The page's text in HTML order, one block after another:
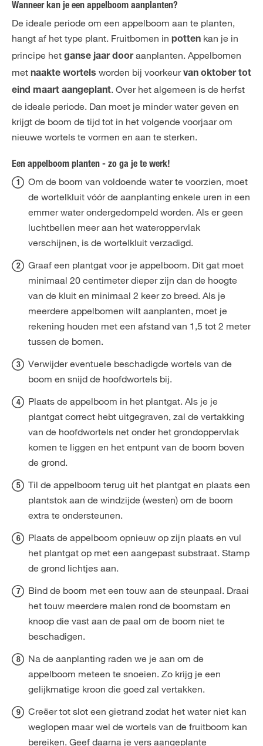
Wanneer kan je een appelboom aanplanten?
De ideale periode om een appelboom aan te planten,
hangt af het type plant. Fruitbomen in potten kan je in
principe het ganse jaar dooraanplanten. Appelbomen
met naakte wortels worden bij voorkeurvan oktober tot
eind maart aangeplant. Over het algemeen is de herfst
de ideale periode. Dan moet je minder water geven en
krijgt de boom de tijd tot in het volgende voorjaar om
nieuwe wortels te vormen en aan te sterken.
Een appelboom planten - zo ga je te werk!
Om de boom van voldoende water te voorzien, moet
de wortelkluit vóór de aanplanting enkele uren in een
emmer water ondergedompeld worden. Als er geen
luchtbellen meer aan het wateroppervlak
verschijnen, is de wortelkluit verzadigd.
Graaf een plantgat voor je appelboom. Dit gat moet
minimaal 20 centimeter dieper zijn dan de hoogte
van de kluit en minimaal 2 keer zo breed. Als je
meerdere appelbomen wilt aanplanten, moet je
rekening houden met een afstand van 1,5 tot 2 meter
tussen de bomen.
Verwijder eventuele beschadigde wortels van de
boom en snijd de hoofdwortels bij.
Plaats de appelboom in het plantgat. Als je je
plantgat correct hebt uitgegraven, zal de vertakking
van de hoofdwortels net onder het grondoppervlak
komen te liggen en het entpunt van de boom boven
de grond.
Til de appelboom terug uit het plantgat en plaats een
plantstok aan de windzijde (westen) om de boom
extra te ondersteunen.
Plaats de appelboom opnieuw op zijn plaats en vul
het plantgat op met een aangepast substraat. Stamp
de grond lichtjes aan.
Bind de boom met een touw aan de steunpaal. Draai
het touw meerdere malen rond de boomstam en
knoop die vast aan de paal om de boom niet te
beschadigen.
Na de aanplanting raden we je aan om de
appelboom meteen te snoeien. Zo krijg je een
gelijkmatige kroon die goed zal vertakken.
Creëer tot slot een gietrand zodat het water niet kan
weglopen maar wel de wortels van de fruitboom kan
bereiken. Geef daarna je vers aangeplante